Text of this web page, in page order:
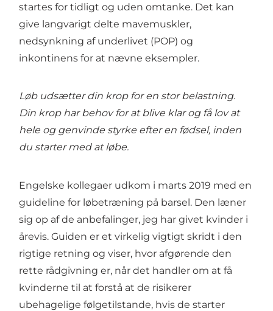
startes for tidligt og uden omtanke. Det kan
give langvarigt delte mavemuskler,
nedsynkning af underlivet (POP) og
inkontinens for at nævne eksempler.
Løb udsætter din krop for en stor belastning.
Din krop har behov for at blive klar og få lov at
hele og genvinde styrke efter en fødsel, inden
du starter med at løbe.
Engelske kollegaer udkom i marts 2019 med en
guideline for løbetræning på barsel. Den læner
sig op af de anbefalinger, jeg har givet kvinder i
årevis. Guiden er et virkelig vigtigt skridt i den
rigtige retning og viser, hvor afgørende den
rette rådgivning er, når det handler om at få
kvinderne til at forstå at de risikerer
ubehagelige følgetilstande, hvis de starter